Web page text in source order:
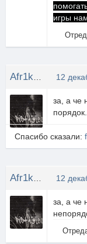
игры
12
за, а че
порядок.
Спасибо сказали:
12
за, а че